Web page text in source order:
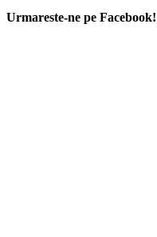
Urmareste-ne pe Facebook!